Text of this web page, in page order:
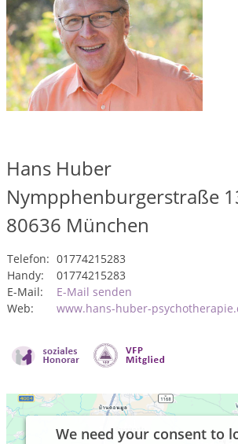
Hans Huber
Nympphenburgerstraße
80636 München
Telefon: 01774215283
Handy:
01774215283
E-Mail:
E-Mail senden
Web:
www.hans-huber-
We need your consent to